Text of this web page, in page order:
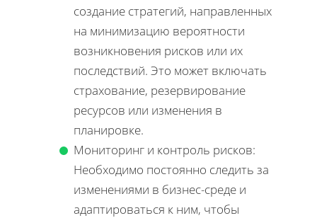
создание стратегий, направленных
на минимизацию вероятности
возникновения рисков или их
последствий. Это может включать
страхование, резервирование
ресурсов или изменения в
планировке.
Мониторинг и контроль рисков:
Необходимо постоянно следить за
изменениями в бизнес-среде и
адаптироваться к ним, чтобы